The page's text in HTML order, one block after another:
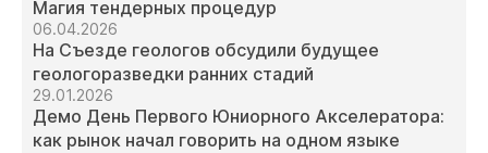
Магия тендерных процедур
06.04.2026
На Съезде геологов обсудили будущее
геологоразведки ранних стадий
29.01.2026
Демо День Первого Юниорного Акселератора:
как рынок начал говорить на одном языке